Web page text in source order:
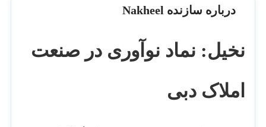
درباره سازنده Nakheel
نخیل: نماد نوآوری در صنعت
املاک دبی